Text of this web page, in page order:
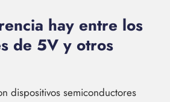
hay entre los
de 5V y otros
dispositivos semiconductores